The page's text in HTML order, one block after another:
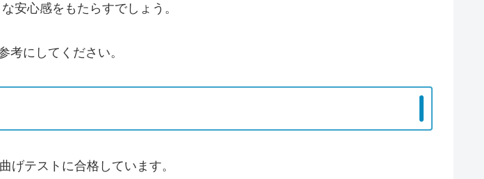
安心感をもたらすでしょう。
考にしてください。
げテストに合格しています。